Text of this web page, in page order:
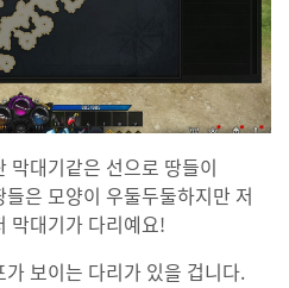
막대기같은 선으로 땅들이
은 모양이 우둘두둘하지만 저
막대기가 다리예요!
보이는 다리가 있을 겁니다.